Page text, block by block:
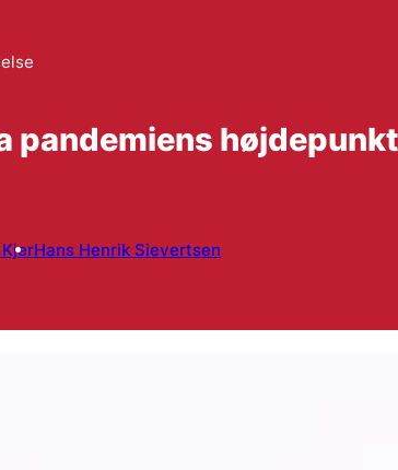
pande­miens højdepunkt
Hans Henrik Sievertsen